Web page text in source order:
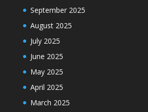
September 2025
August 2025
July 2025
June 2025
May 2025
April 2025
March 2025